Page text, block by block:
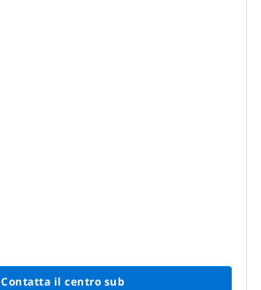
Contatta il centro sub